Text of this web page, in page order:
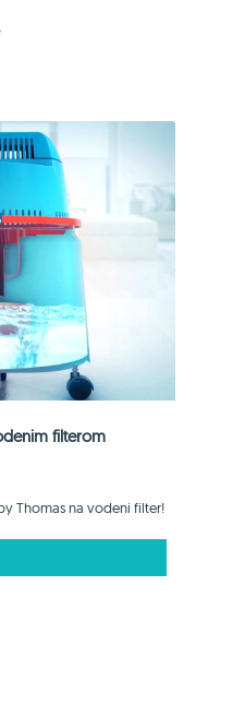
filterom
Thomas na vodeni filter!